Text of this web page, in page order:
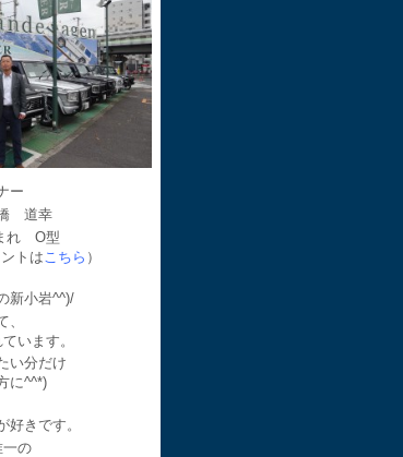
ー
道幸
れ O型
トは こちら ）
新小岩^^)/
います。
い分だけ
に^^*)
好きです。
一の